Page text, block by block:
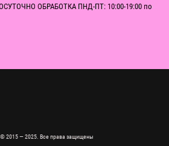
ОБРАБОТКА ПНД-ПТ: 10:00-19:00 по
2015 — 2025. Все права защищены